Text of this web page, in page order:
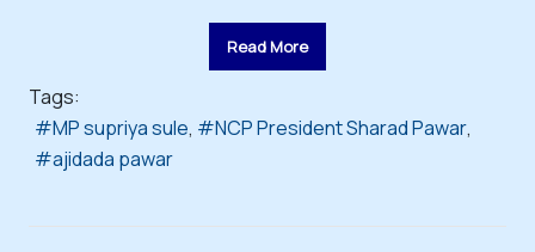
Read More
Tags:
MP supriya sule
NCP President Sharad Pawar
ajidada pawar